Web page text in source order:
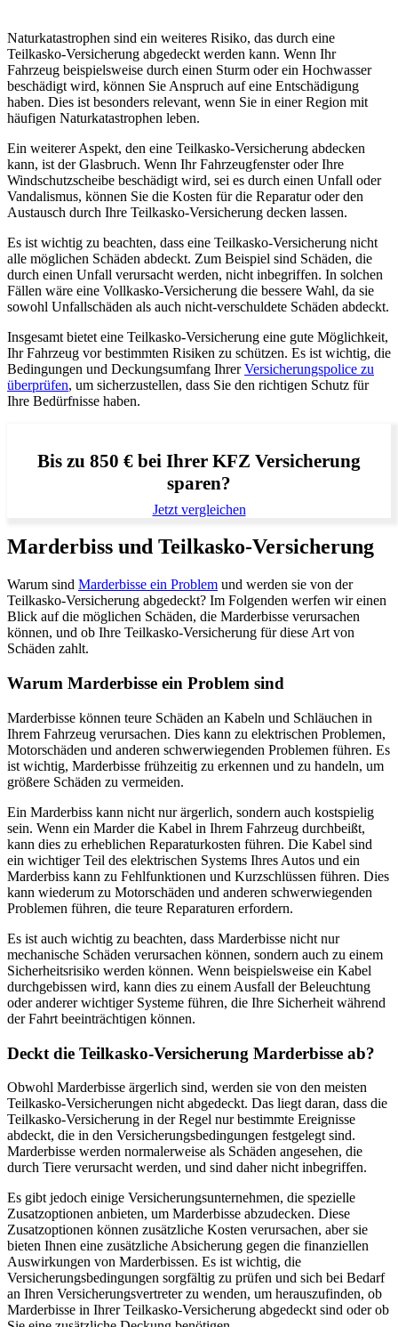
Naturkatastrophen sind ein weiteres Risiko, das durch eine
Teilkasko-Versicherung abgedeckt werden kann. Wenn Ihr
Fahrzeug beispielsweise durch einen Sturm oder ein Hochwasser
beschädigt wird, können Sie Anspruch auf eine Entschädigung
haben. Dies ist besonders relevant, wenn Sie in einer Region mit
häufigen Naturkatastrophen leben.
Ein weiterer Aspekt, den eine Teilkasko-Versicherung abdecken
kann, ist der Glasbruch. Wenn Ihr Fahrzeugfenster oder Ihre
Windschutzscheibe beschädigt wird, sei es durch einen Unfall oder
Vandalismus, können Sie die Kosten für die Reparatur oder den
Austausch durch Ihre Teilkasko-Versicherung decken lassen.
Es ist wichtig zu beachten, dass eine Teilkasko-Versicherung nicht
alle möglichen Schäden abdeckt. Zum Beispiel sind Schäden, die
durch einen Unfall verursacht werden, nicht inbegriffen. In solchen
Fällen wäre eine Vollkasko-Versicherung die bessere Wahl, da sie
sowohl Unfallschäden als auch nicht-verschuldete Schäden abdeckt.
Insgesamt bietet eine Teilkasko-Versicherung eine gute Möglichkeit,
Ihr Fahrzeug vor bestimmten Risiken zu schützen. Es ist wichtig, die
Bedingungen und Deckungsumfang IhrerVersicherungspolice zu
überprüfen, um sicherzustellen, dass Sie den richtigen Schutz für
Ihre Bedürfnisse haben.
Bis zu 850 € bei Ihrer KFZ Versicherung
sparen?
Jetzt vergleichen
Marderbiss und Teilkasko-Versicherung
Warum sind Marderbisse ein Problem und werden sie von der
Teilkasko-Versicherung abgedeckt? Im Folgenden werfen wir einen
Blick auf die möglichen Schäden, die Marderbisse verursachen
können, und ob Ihre Teilkasko-Versicherung für diese Art von
Schäden zahlt.
Warum Marderbisse ein Problem sind
Marderbisse können teure Schäden an Kabeln und Schläuchen in
Ihrem Fahrzeug verursachen. Dies kann zu elektrischen Problemen,
Motorschäden und anderen schwerwiegenden Problemen führen. Es
ist wichtig, Marderbisse frühzeitig zu erkennen und zu handeln, um
größere Schäden zu vermeiden.
Ein Marderbiss kann nicht nur ärgerlich, sondern auch kostspielig
sein. Wenn ein Marder die Kabel in Ihrem Fahrzeug durchbeißt,
kann dies zu erheblichen Reparaturkosten führen. Die Kabel sind
ein wichtiger Teil des elektrischen Systems Ihres Autos und ein
Marderbiss kann zu Fehlfunktionen und Kurzschlüssen führen. Dies
kann wiederum zu Motorschäden und anderen schwerwiegenden
Problemen führen, die teure Reparaturen erfordern.
Es ist auch wichtig zu beachten, dass Marderbisse nicht nur
mechanische Schäden verursachen können, sondern auch zu einem
Sicherheitsrisiko werden können. Wenn beispielsweise ein Kabel
durchgebissen wird, kann dies zu einem Ausfall der Beleuchtung
oder anderer wichtiger Systeme führen, die Ihre Sicherheit während
der Fahrt beeinträchtigen können.
Deckt die Teilkasko-Versicherung Marderbisse ab?
Obwohl Marderbisse ärgerlich sind, werden sie von den meisten
Teilkasko-Versicherungen nicht abgedeckt. Das liegt daran, dass die
Teilkasko-Versicherung in der Regel nur bestimmte Ereignisse
abdeckt, die in den Versicherungsbedingungen festgelegt sind.
Marderbisse werden normalerweise als Schäden angesehen, die
durch Tiere verursacht werden, und sind daher nicht inbegriffen.
Es gibt jedoch einige Versicherungsunternehmen, die spezielle
Zusatzoptionen anbieten, um Marderbisse abzudecken. Diese
Zusatzoptionen können zusätzliche Kosten verursachen, aber sie
bieten Ihnen eine zusätzliche Absicherung gegen die finanziellen
Auswirkungen von Marderbissen. Es ist wichtig, die
Versicherungsbedingungen sorgfältig zu prüfen und sich bei Bedarf
an Ihren Versicherungsvertreter zu wenden, um herauszufinden, ob
Marderbisse in Ihrer Teilkasko-Versicherung abgedeckt sind oder ob